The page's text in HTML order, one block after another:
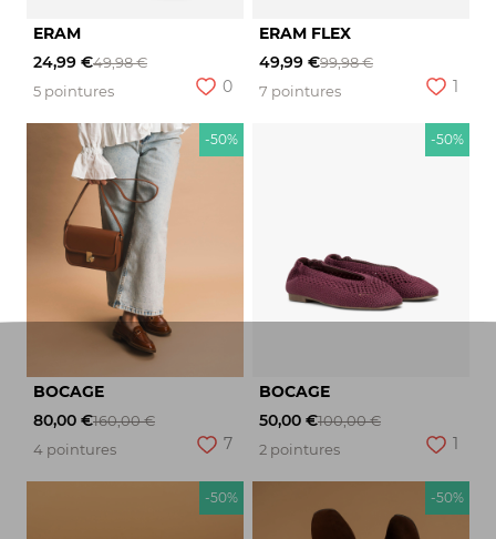
ERAM
24,99 €49,98 €
5 pointures
0
ERAM FLEX
49,99 €99,98 €
7 pointures
1
-50%
BOCAGE
80,00 €160,00 €
4 pointures
7
-50%
BOCAGE
50,00 €100,00 €
2 pointures
1
-50% -50%